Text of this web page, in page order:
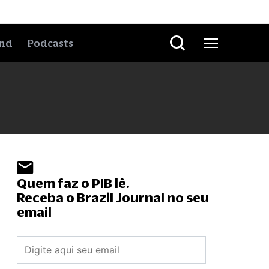
Podcasts
Quem faz o PIB lê.
Receba o Brazil Journal no seu
email